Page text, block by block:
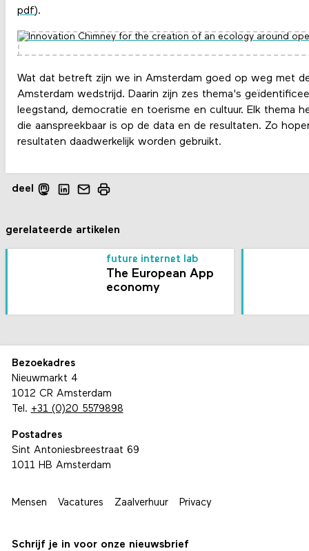
pdf).
Wat dat betreft zijn we in Amsterdam goed op weg met
Amsterdam wedstrijd. Daarin zijn zes thema's
leegstand, democratie en toerisme en cultuur. Elk thema
die aanspreekbaar is op de data en de resultaten. Zo
resultaten daadwerkelijk worden gebruikt.
deel
gerelateerde artikelen
future internet lab
The European App
economy
Bezoekadres
Nieuwmarkt 4
1012 CR Amsterdam
Tel. +31 (0)20 5579898
Postadres
Sint Antoniesbreestraat 69
1011 HB Amsterdam
Mensen Vacatures Zaalverhuur Privacy
Schrijf je in voor onze nieuwsbrief